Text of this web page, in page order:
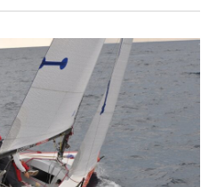
et
de
vues